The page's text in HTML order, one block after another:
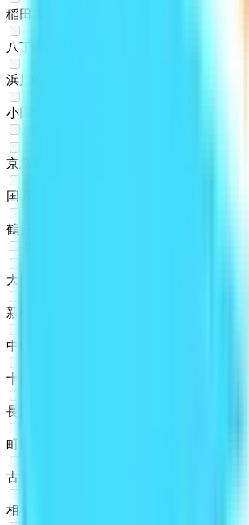
稲田堤
八丁畷
浜川崎
小田栄
京急鶴見
国道
鶴見小野
大口
新横浜
中山
十日市場
長津田
町田
古淵
相模原